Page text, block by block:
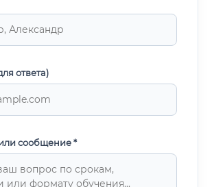
ответа)
сообщение *